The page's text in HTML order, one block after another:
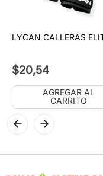
LYCAN CALLERAS
$20,54
AGREGAR AL
CARRITO